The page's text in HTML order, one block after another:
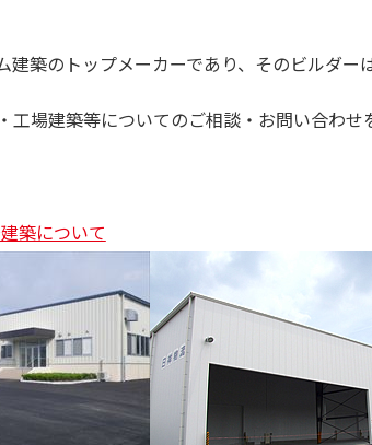
建築のトップメーカーであり、そのビルダー
工場建築等についてのご相談・お問い合わせ
築について